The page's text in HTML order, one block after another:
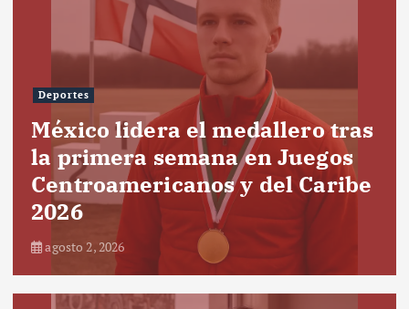
Deportes
México lidera el medallero tras
la primera semana en Juegos
Centroamericanos y del Caribe
2026
agosto 2, 2026